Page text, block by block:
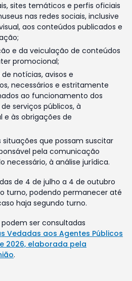
sites temáticos e perfis oficiais
nas redes sociais, inclusive
aos conteúdos publicados e
e da veiculação de conteúdos
promocional;
notícias, avisos e
necessários e estritamente
ao funcionamento dos
serviços públicos, à
às obrigações de
situações que possam suscitar
pela comunicação
necessário, à análise jurídica.
de 4 de julho a 4 de outubro
turno, podendo permanecer até
haja segundo turno.
ser consultadas
Vedadas aos Agentes Públicos
2026, elaborada pela
.